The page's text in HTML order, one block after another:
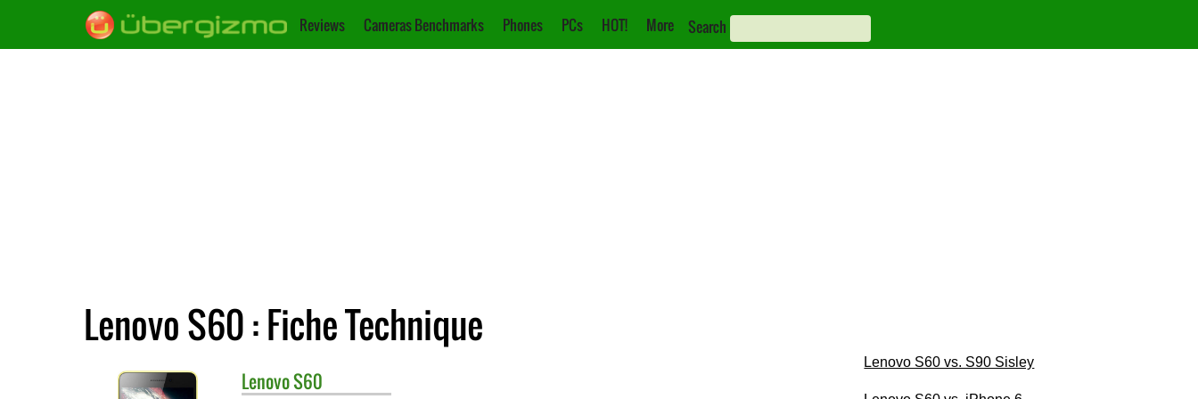
Reviews Cameras Benchmarks Phones PCs HOT! More Search
Lenovo S60 : Fiche Technique
LenovoS60
Lenovo S60 vs. S90 Sisley